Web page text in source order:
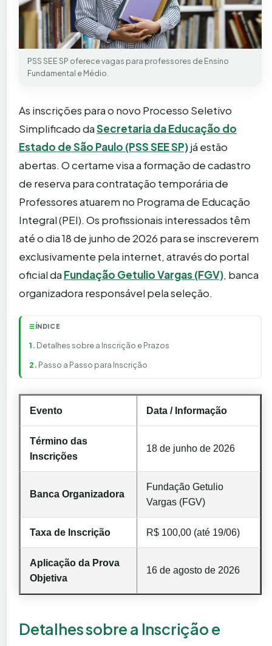
PSS SEE SP oferece vagas para professores de Ensino
Fundamental e Médio.
As inscrições para o novo Processo Seletivo
Simplificado daSecretaria da Educação do
Estado de São Paulo (PSS SEE SP)já estão
abertas. O certame visa a formação de cadastro
de reserva para contratação temporária de
Professores atuarem no Programa de Educação
Integral (PEI). Os profissionais interessados têm
até o dia 18 de junho de 2026 para se inscreverem
exclusivamente pela internet, através do portal
oficial da Fundação Getulio Vargas (FGV), banca
organizadora responsável pela seleção.
☰ÍNDICE
Detalhes sobre a Inscrição e Prazos
Passo a Passo para Inscrição
Evento Data / Informação
Término das
Inscrições
18 de junho de 2026
Banca Organizadora
Fundação Getulio
Vargas (FGV)
Taxa de Inscrição R$ 100,00 (até 19/06)
Aplicação da Prova
Objetiva
16 de agosto de 2026
Detalhes sobre a Inscrição e